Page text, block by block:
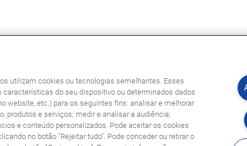
utilizam cookies ou tecnologias semelhantes. Esses
do seu dispositivo ou determinados dados
website, etc.) para os seguintes fins: analisar e melhorar
produtos e serviços; medir e analisar a audiência;
e conteúdo personalizados. Pode aceitar os cookies
no botão "Rejeitar tudo". Pode conceder ou retirar o